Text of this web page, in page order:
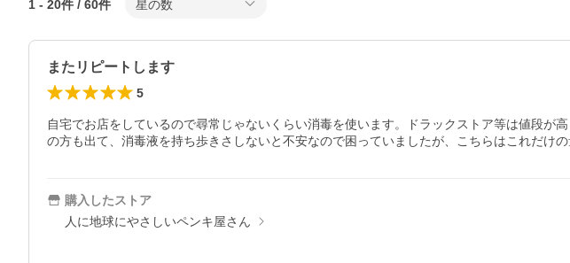
1 - 20件 / 60件 星の数
またリピートします
5
自宅でお店をしているので尋常じゃないくらい消毒を使います。ドラックストア等は値段
の方も出て、消毒液を持ち歩きさしないと不安なので困っていましたが、こちらはこれだけ
購入したストア
人に地球にやさしいペンキ屋さん